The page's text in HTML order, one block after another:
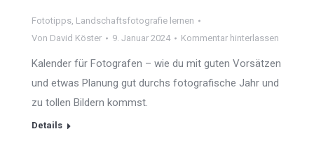
Fototipps, Landschaftsfotografie lernen
Von David Köster 9. Januar 2024 Kommentar hinterlassen
Kalender für Fotografen – wie du mit guten Vorsätzen
und etwas Planung gut durchs fotografische Jahr und
zu tollen Bildern kommst.
Details